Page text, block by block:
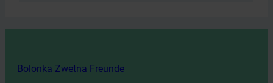
Bolonka Zwetna Freunde